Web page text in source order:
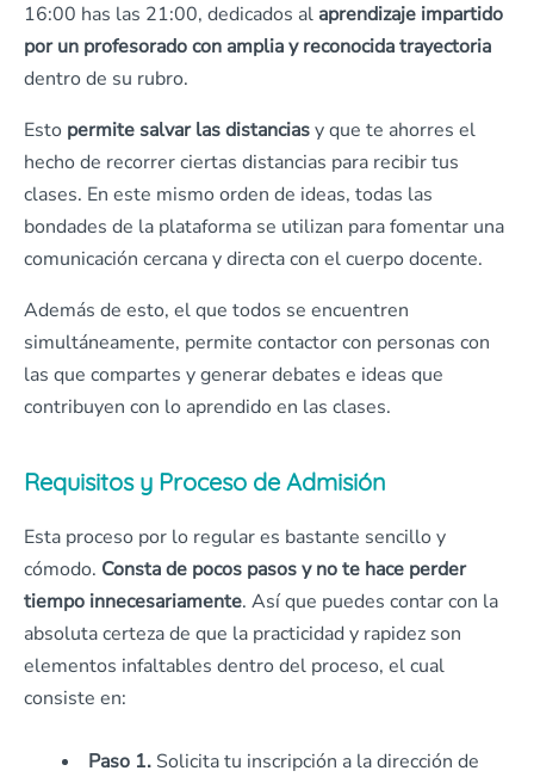
16:00 has las 21:00, dedicados al aprendizaje impartido
por un profesorado con amplia y reconocida trayectoria
dentro de su rubro.
Esto permite salvar las distanciasy que te ahorres el
hecho de recorrer ciertas distancias para recibir tus
clases. En este mismo orden de ideas, todas las
bondades de la plataforma se utilizan para fomentar una
comunicación cercana y directa con el cuerpo docente.
Además de esto, el que todos se encuentren
simultáneamente, permite contactor con personas con
las que compartes y generar debates e ideas que
contribuyen con lo aprendido en las clases.
Requisitos y Proceso de Admisión
Esta proceso por lo regular es bastante sencillo y
cómodo. Consta de pocos pasos y no te hace perder
tiempo innecesariamente. Así que puedes contar con la
absoluta certeza de que la practicidad y rapidez son
elementos infaltables dentro del proceso, el cual
consiste en:
Paso 1. Solicita tu inscripción a la dirección de